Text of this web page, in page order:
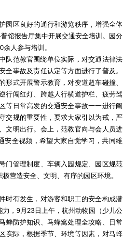
区良好的通行和游览秩序，增强全体
馆报告厅集中开展交通安全培训。园分
人参与培训。
范教官围绕单位实际，对交通法律法
全事故及责任认定等方面进行了普及。
形式开展警示教育，对变道超车碰撞、
行闯红灯、跨越人行横道护栏、疲劳驾
等日常高发的交通安全事故一一进行阐
交规的重要性，要求大家引以为戒，严
文明出行。会上，范教官向与会人员进
安全视频，希望大家自觉学习，共同维
管理制度、车辆入园规定、园区规范
营造安全、文明、有序的园区环境。
有发生，对游客和职工的安全构成潜
，9月23日上午，杭州动物园（少儿公
蜂防护知识、马蜂窝处理全攻略、日常
实际，根据季节、环境等因素，对马蜂